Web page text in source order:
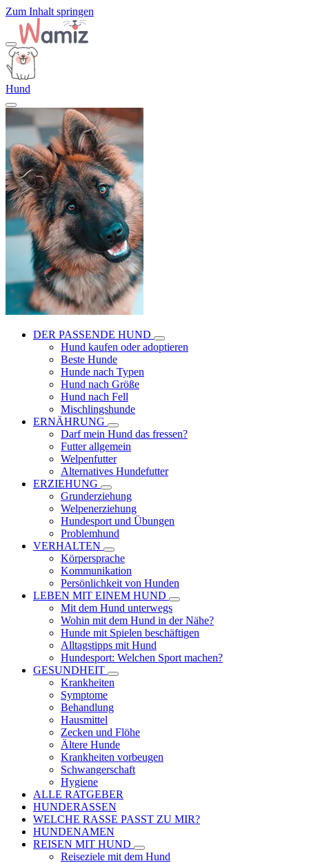
Zum Inhalt springen
Hund
DER PASSENDE HUND
Hund kaufen oder adoptieren
Beste Hunde
Hunde nach Typen
Hund nach Größe
Hund nach Fell
Mischlingshunde
ERNÄHRUNG
Darf mein Hund das fressen?
Futter allgemein
Welpenfutter
Alternatives Hundefutter
ERZIEHUNG
Grunderziehung
Welpenerziehung
Hundesport und Übungen
Problemhund
VERHALTEN
Körpersprache
Kommunikation
Persönlichkeit von Hunden
LEBEN MIT EINEM HUND
Mit dem Hund unterwegs
Wohin mit dem Hund in der Nähe?
Hunde mit Spielen beschäftigen
Alltagstipps mit Hund
Hundesport: Welchen Sport machen?
GESUNDHEIT
Krankheiten
Symptome
Behandlung
Hausmittel
Zecken und Flöhe
Ältere Hunde
Krankheiten vorbeugen
Schwangerschaft
Hygiene
ALLE RATGEBER
HUNDERASSEN
WELCHE RASSE PASST ZU MIR?
HUNDENAMEN
REISEN MIT HUND
Reiseziele mit dem Hund